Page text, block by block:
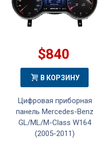
$840
В КОРЗИНУ
Цифровая приборная
панель Mercedes-Benz
GL/ML/M-Class W164
(2005-2011)